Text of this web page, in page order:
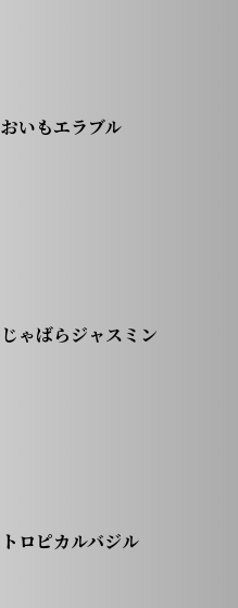
おいもエラブル
じゃばらジャスミン
トロピカルバジル